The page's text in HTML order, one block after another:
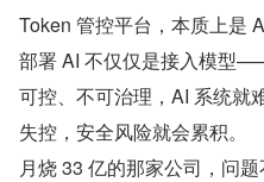
Token 管控平台，本质上是
部署 AI 不仅仅是接入模型
可控、不可治理，AI 系统就
失控，安全风险就会累积。
月烧 33 亿的那家公司，问